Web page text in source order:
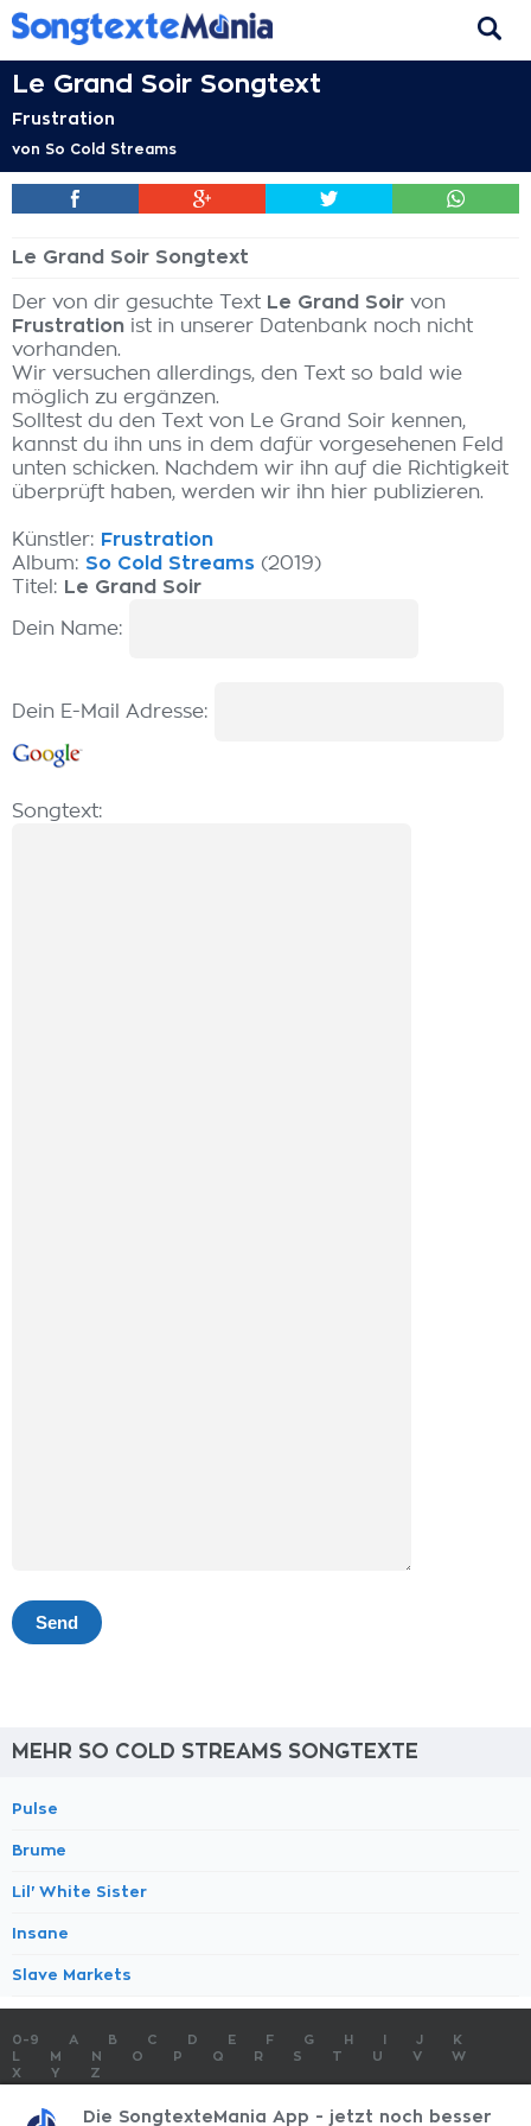
Le Grand Soir Songtext
Frustration
von So Cold Streams
Le Grand Soir Songtext
Der von dir gesuchte Text Le Grand Soir von
Frustration ist in unserer Datenbank noch nicht
vorhanden.
Wir versuchen allerdings, den Text so bald wie
möglich zu ergänzen.
Solltest du den Text von Le Grand Soir kennen,
kannst du ihn uns in dem dafür vorgesehenen Feld
unten schicken. Nachdem wir ihn auf die Richtigkeit
überprüft haben, werden wir ihn hier publizieren.
Künstler: Frustration
Album: So Cold Streams (2019)
Titel: Le Grand Soir
Dein Name:
Dein E-Mail Adresse:
Songtext:
MEHR SO COLD STREAMS SONGTEXTE
Pulse
Brume
Lil' White Sister
Insane
Slave Markets
0-9 A B C D E F G H J
K
M N O P Q R S T U V
W
X
Y Z
SONGTEXTE ABSCHICKEN
KONTAKT IMPRESSUM
Die SongtexteMania App - jetzt noch besser